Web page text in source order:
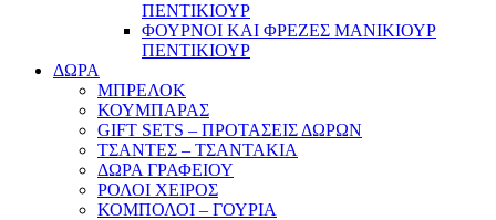
ΠΕΝΤΙΚΙΟΥΡ
ΦΟΥΡΝΟΙ ΚΑΙ ΦΡΕΖΕΣ ΜΑΝΙΚΙΟΥΡ
ΠΕΝΤΙΚΙΟΥΡ
ΔΩΡΑ
ΜΠΡΕΛΟΚ
ΚΟΥΜΠΑΡΑΣ
GIFT SETS – ΠΡΟΤΑΣΕΙΣ ΔΩΡΩΝ
ΤΣΑΝΤΕΣ – ΤΣΑΝΤΑΚΙΑ
ΔΩΡΑ ΓΡΑΦΕΙΟΥ
ΡΟΛΟΙ ΧΕΙΡΟΣ
ΚΟΜΠΟΛΟΙ – ΓΟΥΡΙΑ